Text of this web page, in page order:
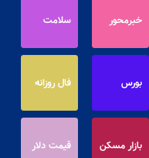
خبرمحور سلامت
بورس فال روزانه
بازار مسکن قیمت دلار